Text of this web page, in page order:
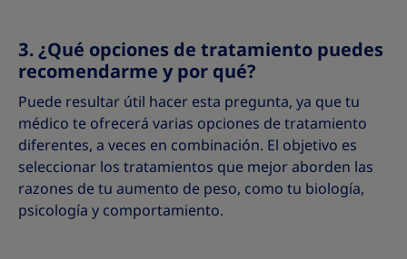
3. ¿Qué opciones de tratamiento puedes
recomendarme y por qué?
Puede resultar útil hacer esta pregunta, ya que tu
médico te ofrecerá varias opciones de tratamiento
diferentes, a veces en combinación. El objetivo es
seleccionar los tratamientos que mejor aborden las
razones de tu aumento de peso, como tu biología,
psicología y comportamiento.